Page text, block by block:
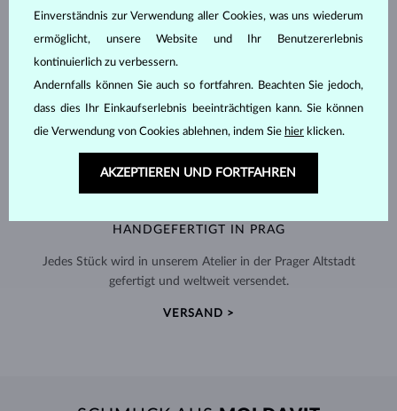
HANDGEFERTIGT IN PRAG
Jedes Stück wird in unserem Atelier in der Prager Altstadt
gefertigt und weltweit versendet.
VERSAND >
Einverständnis zur Verwendung aller Cookies, was uns wiederum
ermöglicht, unsere Website und Ihr Benutzererlebnis
kontinuierlich zu verbessern.
Andernfalls können Sie auch so fortfahren. Beachten Sie jedoch,
dass dies Ihr Einkaufserlebnis beeinträchtigen kann. Sie können
die Verwendung von Cookies ablehnen, indem Sie hier klicken.
AKZEPTIEREN UND FORTFAHREN